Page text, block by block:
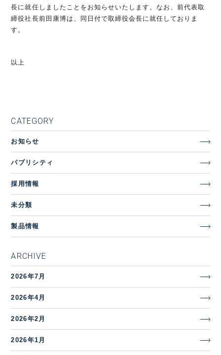
長に就任しましたことをお知らせいたします。なお、前代表取
締役社長前田康博は、同日付で取締役会長に就任しておりま
す。
以上
CATEGORY
お知らせ
パブリシティ
採用情報
未分類
製品情報
ARCHIVE
2026年7月
2026年4月
2026年2月
2026年1月